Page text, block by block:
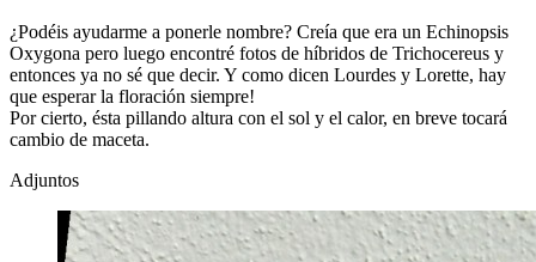
¿Podéis ayudarme a ponerle nombre? Creía que era un Echinopsis
Oxygona pero luego encontré fotos de híbridos de Trichocereus y
entonces ya no sé que decir. Y como dicen Lourdes y Lorette, hay
que esperar la floración siempre!
Por cierto, ésta pillando altura con el sol y el calor, en breve tocará
cambio de maceta.
Adjuntos